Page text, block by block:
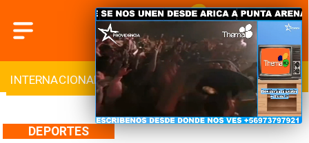
INTERNACIONAL DEPORTES CULTURA
DEPORTES